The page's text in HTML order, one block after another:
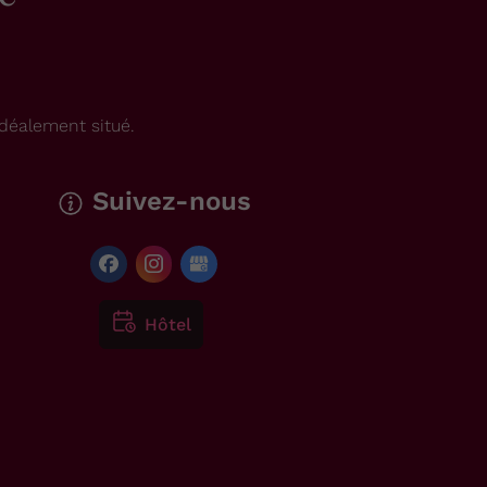
situé.
Suivez-nous
Hôtel